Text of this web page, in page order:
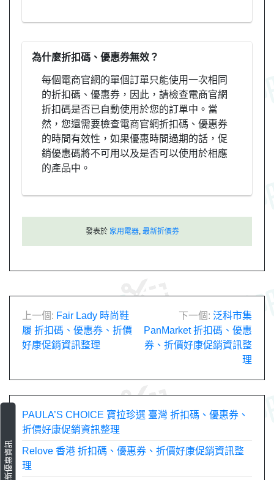
為什麼折扣碼、優惠券無效？
每個電商官網的單個訂單只能使用一次相同
的折扣碼、優惠券，因此，請檢查電商官網
折扣碼是否已自動使用於您的訂單中。當
然，您還需要檢查電商官網折扣碼、優惠券
的時間有效性，如果優惠時間過期的話，促
銷優惠碼將不可用以及是否可以使用於相應
的產品中。
發表於 家用電器 最新折價券
文
章
覽
上一個: Fair Lady 時尚鞋
履 折扣碼、優惠券、折價
好康促銷資訊整理
下一個: 泛科市集
PanMarket 折扣碼、優惠
券、折價好康促銷資訊整
理
最新優惠資訊
PAULA’S CHOICE 寶拉珍選 臺灣 折扣碼、優惠券、
折價好康促銷資訊整理
Relove 香港 折扣碼、優惠券、折價好康促銷資訊整
理